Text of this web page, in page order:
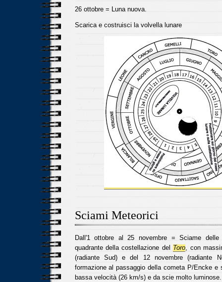
26 ottobre = Luna nuova.
Scarica e costruisci la volvella lunare
Sciami Meteorici
Dall'1 ottobre al 25 novembre = Sciame
quadrante della costellazione del Toro, con
(radiante Sud) e del 12 novembre (radiante
formazione al passaggio della cometa P/Encke e
bassa velocità (26 km/s) e da scie molto luminose.